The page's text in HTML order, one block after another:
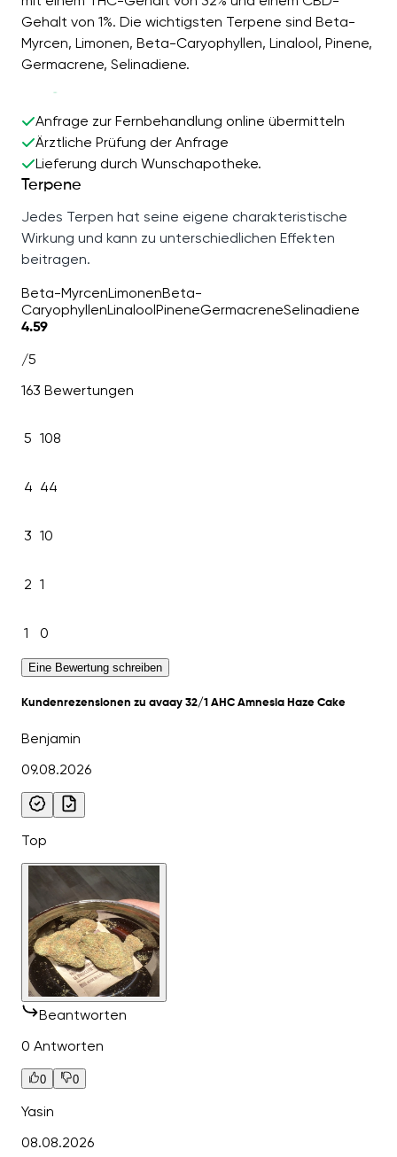
Gehalt von 1%. Die wichtigsten Terpene sind Beta-
Myrcen, Limonen, Beta-Caryophyllen, Linalool, Pinene,
Germacrene, Selinadiene.
Anfrage zur Fernbehandlung online übermitteln
Ärztliche Prüfung der Anfrage
Lieferung durch Wunschapotheke.
Terpene
Jedes Terpen hat seine eigene charakteristische
Wirkung und kann zu unterschiedlichen Effekten
beitragen.
Beta-MyrcenLimonenBeta-
CaryophyllenLinaloolPineneGermacreneSelinadiene
4.59
/5
163 Bewertungen
5 108
4 44
3 10
2 1
1 0
Eine Bewertung schreiben
Kundenrezensionen zu avaay 32/1 AHC Amnesia Haze Cake
Benjamin
09.08.2026
Top
Beantworten
0 Antworten
0 0
Yasin
08.08.2026